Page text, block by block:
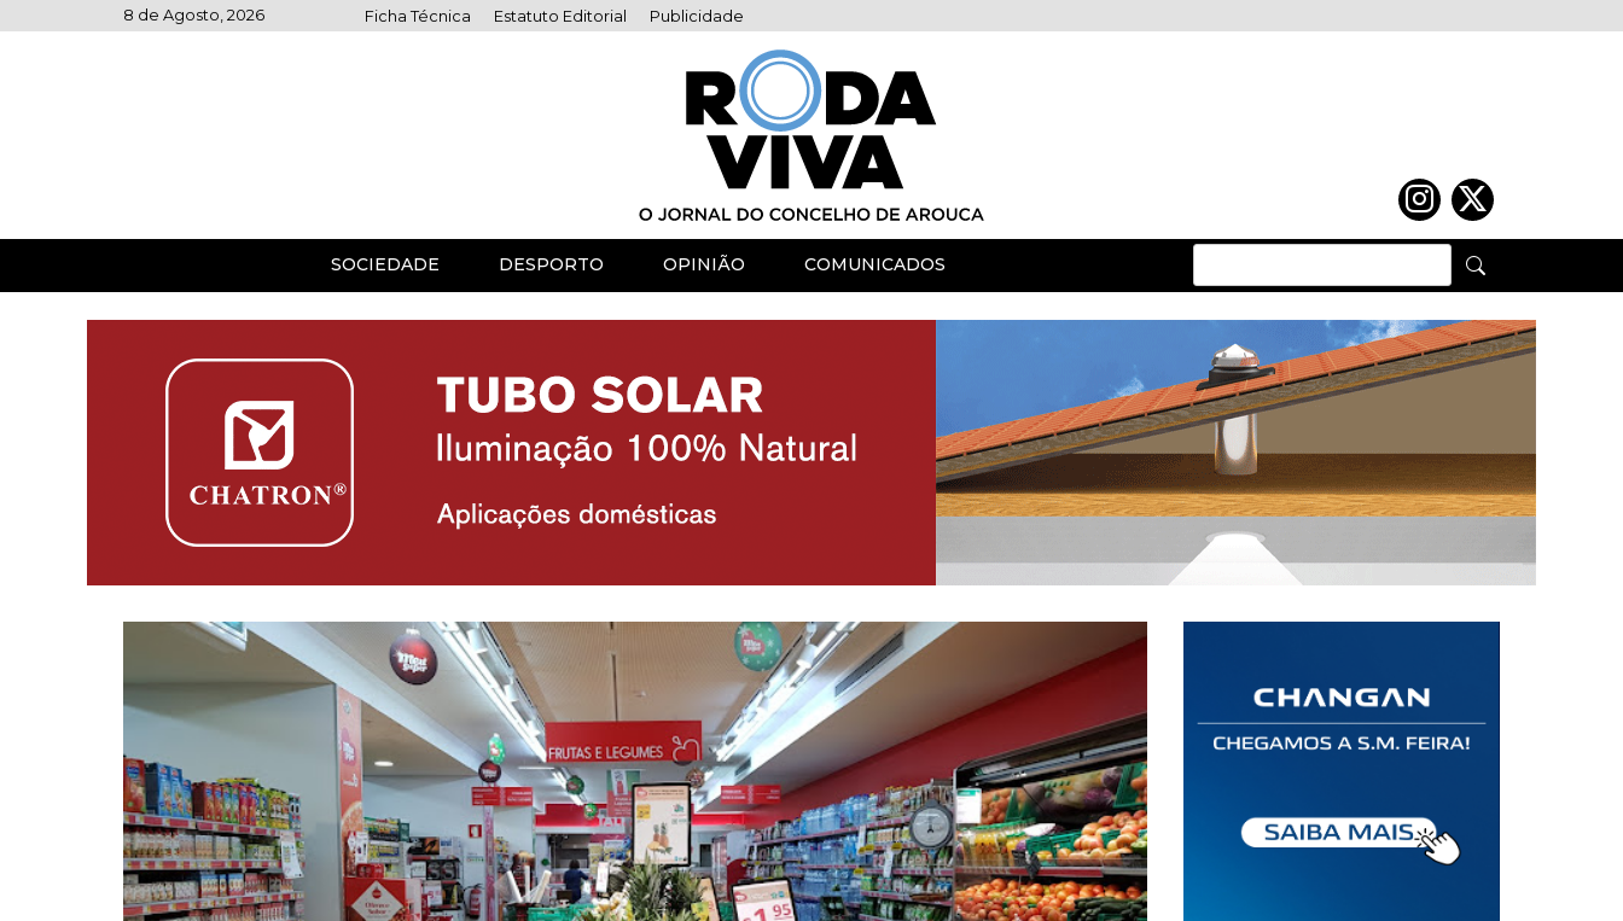
to
8 de Agosto, 2026 Ficha Técnica Estatuto Editorial Publicidade
SOCIEDADE DESPORTO OPINIÃO COMUNICADOS